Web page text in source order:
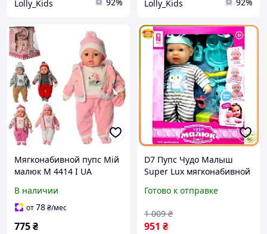
Lolly_Kids Lolly_Kids
Мягконабивной пупс Мій
малюк M 4414 I UA
Мой малыш
В наличии
от78₴/мес
775₴
D7 Пупс Чудо Малыш
Super Lux мягконабивной
лет игрушка для
Готово к отправке
951 ₴
1 009 ₴